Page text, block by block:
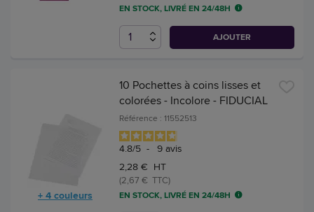
EN STOCK, LIVRÉ EN 24/48H
AJOUTER
+ 4 couleurs
10 Pochettes à coins lisses et
colorées - Incolore - FIDUCIAL
Référence : 11552513
4.8/5 - 9 avis
2,28 € HT
(2,67 € TTC)
EN STOCK, LIVRÉ EN 24/48H